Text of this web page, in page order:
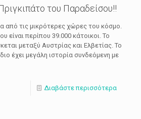
του Παραδείσου!!
από τις μικρότερες χώρες του κόσμο.
είναι περίπου 39.000 κάτοικοι. Το
μεταξύ Αυστρίας και Ελβετίας. Το
έχει μεγάλη ιστορία συνδεόμενη με
Διαβάστε περισσότερα